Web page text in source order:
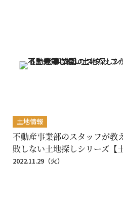
土地情報
不動産事業部のスタッフが教
敗しない土地探しシリーズ【
2022.11.29（火）